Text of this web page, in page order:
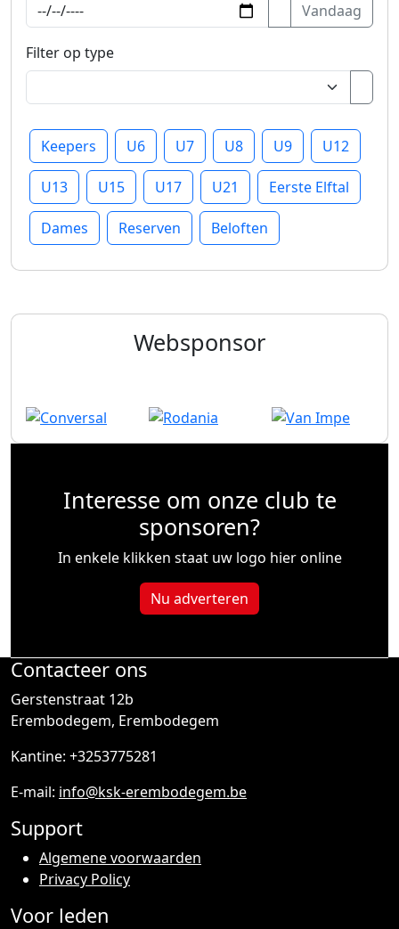
Vandaag
Filter op type
Keepers U6 U7 U8 U9 U12
U13 U15 U17 U21 Eerste Elftal
Dames Reserven Beloften
Websponsor
Interesse om onze club te
sponsoren?
In enkele klikken staat uw logo hier online
Nu adverteren
Contacteer ons
Gerstenstraat 12b
Erembodegem, Erembodegem
Kantine: +3253775281
E-mail: info@ksk-erembodegem.be
Support
Algemene voorwaarden
Privacy Policy
Voor leden